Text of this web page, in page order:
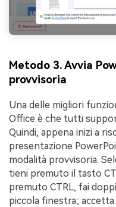
Metodo 3. Avvia
provvisoria
Una delle migliori
Office è che tutti
Quindi, appena inizi a
presentazione
modalità provvisoria.
tieni premuto il tasto
premuto CTRL, fai
piccola finestra; accetta.